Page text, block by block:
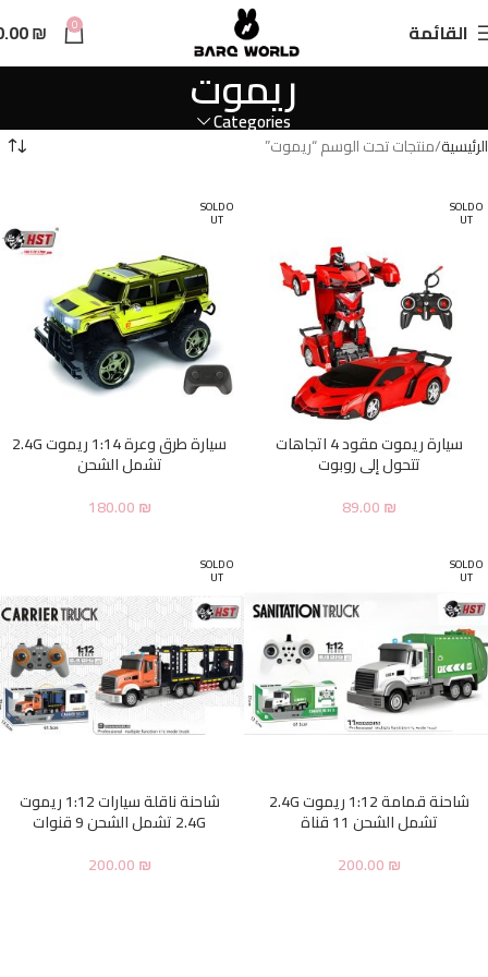
القائمة 0
₪
ريموت
Categories
الرئيسية منتجات تحت الوسم “ريموت”
SOLD O
UT
سيارة ريموت مقود 4 اتجاهات
تتحول إلى روبوت
89.00₪
SOLD O
UT
سيارة طرق وعرة 1:14 ريموت 2.4G
تشمل الشحن
180.00₪
SOLD O
UT
شاحنة قمامة 1:12 ريموت 2.4G
تشمل الشحن 11 قناة
200.00₪
SOLD O
UT
شاحنة ناقلة سيارات 1:12 ريموت
2.4G تشمل الشحن 9 قنوات
200.00₪